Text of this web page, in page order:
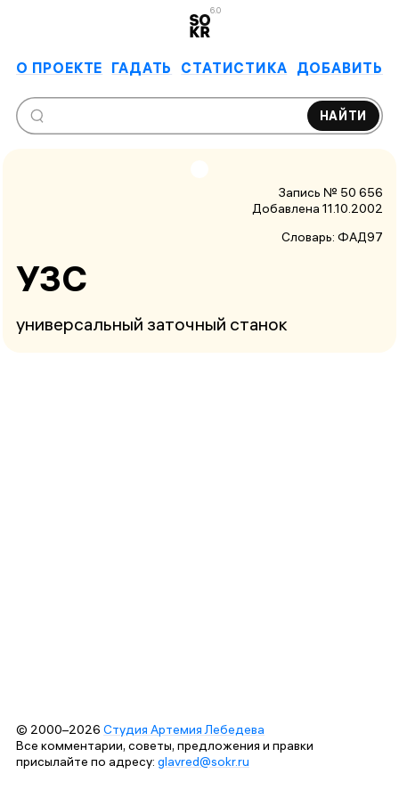
6.0
О ПРОЕКТЕ ГАДАТЬ СТАТИСТИКА ДОБАВИТЬ
НАЙТИ
Запись № 50 656
Добавлена 11.10.2002
Словарь: ФАД97
УЗС
универсальный заточный станок
© 2000–2026 Студия Артемия Лебедева
Все комментарии, советы, предложения и правки
присылайте по адресу: glavred@sokr.ru